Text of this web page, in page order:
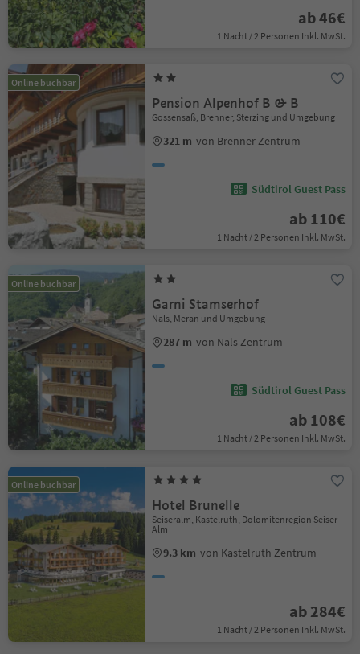
ab 46€
1 Nacht / 2 Personen Inkl. MwSt.
Online buchbar
Pension Alpenhof B & B
Gossensaß, Brenner, Sterzing und Umgebung
321 m von Brenner Zentrum
Südtirol Guest Pass
ab 110€
1 Nacht / 2 Personen Inkl. MwSt.
Online buchbar
Garni Stamserhof
Nals, Meran und Umgebung
287 m von Nals Zentrum
Südtirol Guest Pass
ab 108€
1 Nacht / 2 Personen Inkl. MwSt.
Online buchbar
Hotel Brunelle
Seiseralm, Kastelruth, Dolomitenregion Seiser
Alm
9.3 km von Kastelruth Zentrum
ab 284€
1 Nacht / 2 Personen Inkl. MwSt.